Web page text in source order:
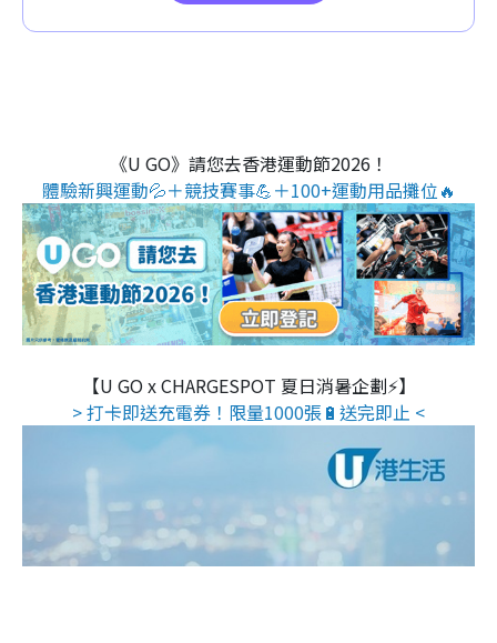
《U GO》請您去香港運動節2026！
體驗新興運動💦＋競技賽事💪＋100+運動用品攤位🔥
【U GO x CHARGESPOT 夏日消暑企劃⚡】
> 打卡即送充電券！限量1000張🔋送完即止 <